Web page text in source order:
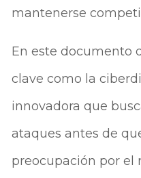
mantenerse
En este documento
clave como la
innovadora que
ataques antes de
preocupación por el